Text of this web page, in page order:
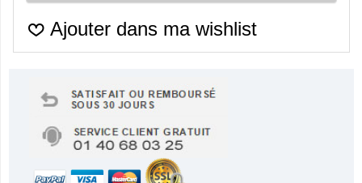
Ajouter dans ma wishlist